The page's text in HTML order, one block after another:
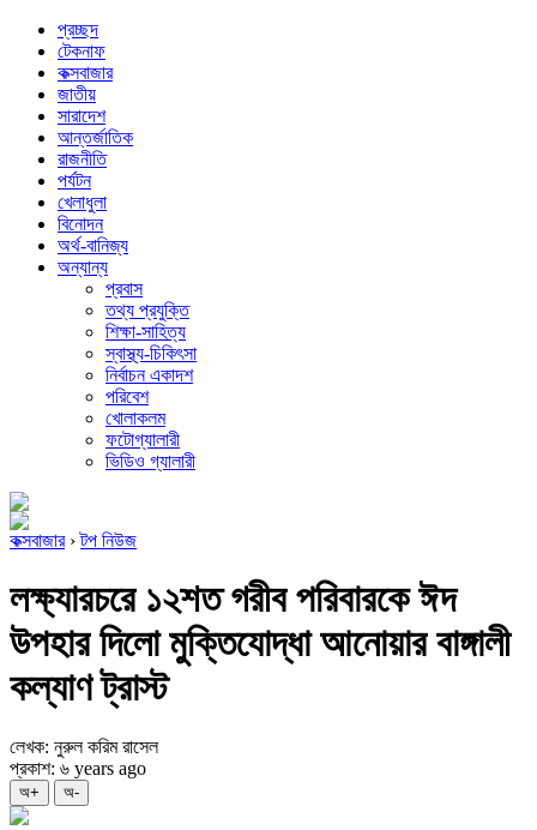
প্রচ্ছদ
টেকনাফ
কক্সবাজার
জাতীয়
সারাদেশ
আন্তর্জাতিক
রাজনীতি
পর্যটন
খেলাধুলা
বিনোদন
অর্থ-বানিজ্য
অন্যান্য
প্রবাস
তথ্য প্রযুক্তি
শিক্ষা-সাহিত্য
স্বাস্থ্য-চিকিৎসা
নির্বাচন একাদশ
পরিবেশ
খোলাকলম
ফটোগ্যালারী
ভিডিও গ্যালারী
কক্সবাজার›টপ নিউজ
লক্ষ্যারচরে ১২শত গরীব পরিবারকে ঈদ
উপহার দিলো মুক্তিযোদ্ধা আনোয়ার বাঙ্গালী
কল্যাণ ট্রাস্ট
লেখক: নুরুল করিম রাসেল
প্রকাশ: ৬ years ago
অ+ অ-